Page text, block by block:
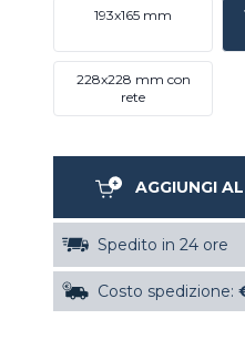
193x165 mm
228x228 mm con
rete
AGGIUNGI
Spedito in 24 ore
Costo spedizione: